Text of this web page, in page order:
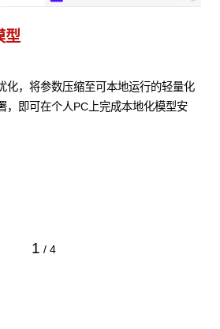
型
化，将参数压缩至可本地运行的轻量化
，即可在个人PC上完成本地化模型安
1 / 4